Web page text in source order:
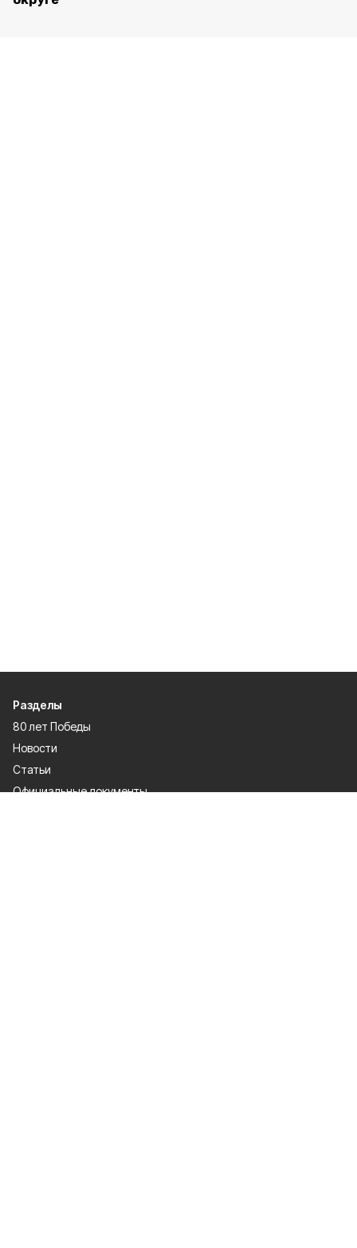
Разделы
80 лет Победы
Новости
Статьи
Официальные документы